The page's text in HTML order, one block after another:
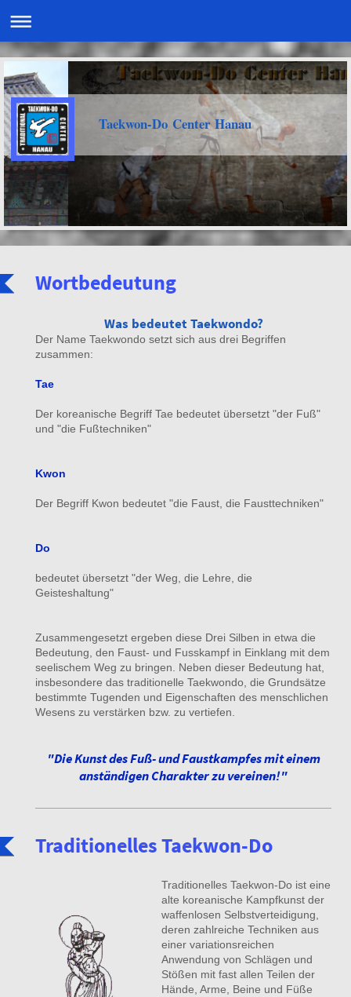
Taekwon-Do Center Hanau
Wortbedeutung
Was bedeutet Taekwondo?
Der Name Taekwondo setzt sich aus drei Begriffen
zusammen:
Tae
Der koreanische Begriff Tae bedeutet übersetzt "der Fuß"
und "die Fußtechniken"
Kwon
Der Begriff Kwon bedeutet "die Faust, die Fausttechniken"
Do
bedeutet übersetzt "der Weg, die Lehre, die
Geisteshaltung"
Zusammengesetzt ergeben diese Drei Silben in etwa die
Bedeutung, den Faust- und Fusskampf in Einklang mit dem
seelischem Weg zu bringen. Neben dieser Bedeutung hat,
insbesondere das traditionelle Taekwondo, die Grundsätze
bestimmte Tugenden und Eigenschaften des menschlichen
Wesens zu verstärken bzw. zu vertiefen.
"Die Kunst des Fuß- und Faustkampfes mit einem
anständigen Charakter zu vereinen!"
Traditionelles Taekwon-Do
Traditionelles Taekwon-Do ist eine
alte koreanische Kampfkunst der
waffenlosen Selbstverteidigung,
deren zahlreiche Techniken aus
einer variationsreichen
Anwendung von Schlägen und
Stößen mit fast allen Teilen der
Hände, Arme, Beine und Füße